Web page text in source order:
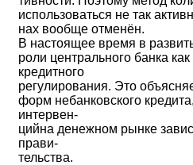
использоваться не так
нах вообще отменён.
В настоящее время в
роли центрального банка
кредитного
регулирования. Это
форм небанковского
интервен-
цийна денежном рынке
прави-
тельства.